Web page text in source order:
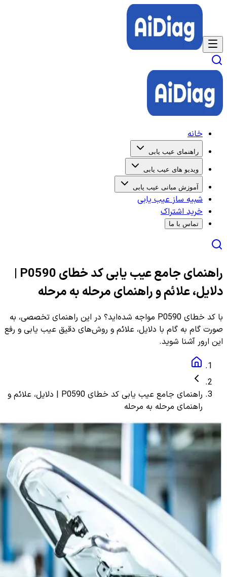
خانه
راهنمای عیب یابی
ویدیو های عیب یابی
آموزش مبانی عیب یابی
شبیه ساز عیب یابی
خرید اشتراک
تماس با ما
راهنمای جامع عیب یابی کد خطای P0590 |
دلایل، علائم و راهنمای مرحله به مرحله
با کد خطای P0590 مواجه شده‌اید؟ در این راهنمای تخصصی، به
صورت گام به گام با دلایل، علائم و روش‌های دقیق عیب یابی و رفع
این ارور آشنا شوید.
راهنمای جامع عیب یابی کد خطای P0590 | دلایل، علائم و
راهنمای مرحله به مرحله